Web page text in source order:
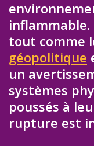
inflammable.
tout comme
géopolitique
un
systèmes
poussés à
rupture est